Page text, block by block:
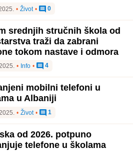
• Život • 0
srednjih stručnih škola od
traži da zabrani
tokom nastave i odmora
• Info • 4
mobilni telefoni u
u Albaniji
• Život • 1
od 2026. potpuno
telefone u školama